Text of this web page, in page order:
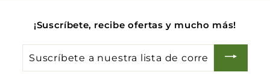
¡Suscríbete, recibe ofertas y mucho más!
Suscríbete
a